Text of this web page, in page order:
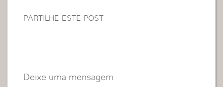
PARTILHE ESTE POST
Deixe uma mensagem